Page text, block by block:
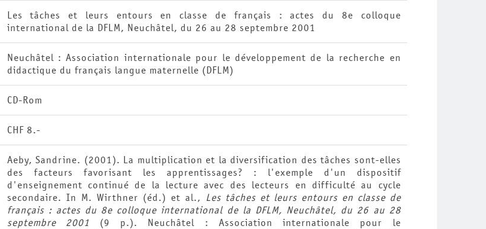
Les tâches et leurs entours en classe de français : actes du 8e colloque
international de la DFLM, Neuchâtel, du 26 au 28 septembre 2001
Neuchâtel : Association internationale pour le développement de la recherche en
didactique du français langue maternelle (DFLM)
CD-Rom
CHF 8.-
Aeby, Sandrine. (2001). La multiplication et la diversification des tâches sont-elles
des facteurs favorisant les apprentissages? : l'exemple d'un dispositif
d'enseignement continué de la lecture avec des lecteurs en difficulté au cycle
secondaire. In M. Wirthner (éd.) et al.,
Les tâches et leurs entours en classe de
français : actes du 8e colloque international de la DFLM, Neuchâtel, du 26 au 28
septembre 2001
(9 p.). Neuchâtel : Association internationale pour le